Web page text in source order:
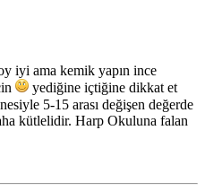
iyi ama kemik yapın ince
yediğine içtiğine dikkat et
5-15 arası değişen değerde
kütlelidir. Harp Okuluna falan